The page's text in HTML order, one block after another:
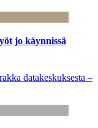
jo käynnissä
datakeskuksesta –